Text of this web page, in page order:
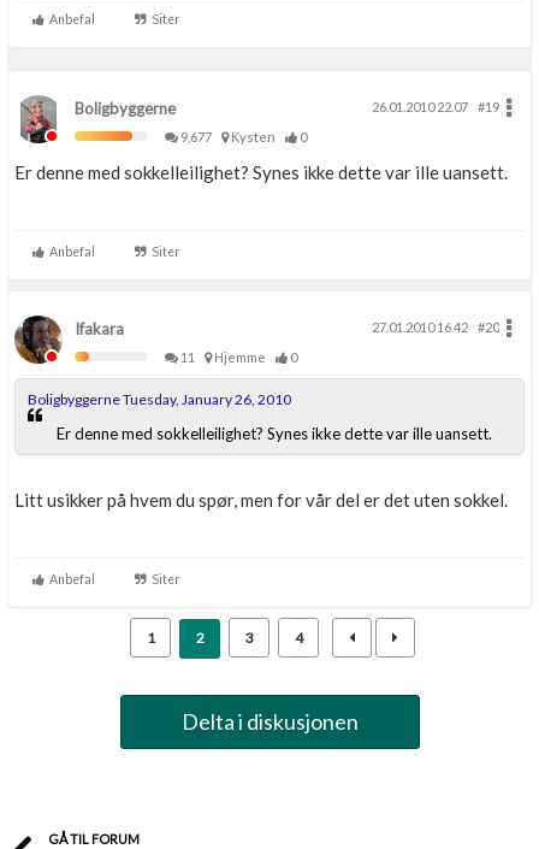
Anbefal Siter
Boligbyggerne 26.01.2010 22.07
#19
9,677
Kysten 0
Er denne med sokkelleilighet? Synes ikke dette var ille uansett.
Anbefal Siter
Ifakara 27.01.2010 16.42
#20
11
Hjemme 0
Boligbyggerne Tuesday, January 26, 2010
Er denne med sokkelleilighet? Synes ikke dette var ille uansett.
Litt usikker på hvem du spør, men for vår del er det uten sokkel.
Anbefal Siter
1 2 3 4
Delta i diskusjonen
GÅ TIL FORUM